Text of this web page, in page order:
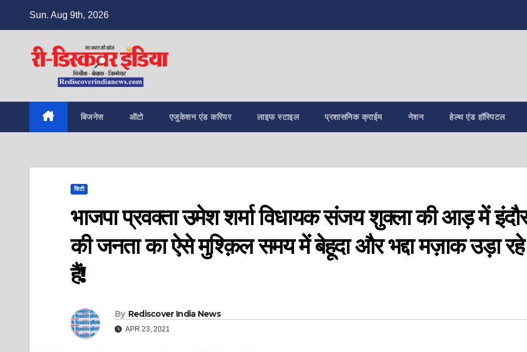
Sun. Aug 9th, 2026
बिजनेस ऑटो एजुकेशन एंड करियर लाइफ स्टाइल प्रशासनिक क्राईम नेशन हेल्थ एंड हॉस्पिटल
सिटी
भाजपा प्रवक्ता उमेश शर्मा विधायक संजय शुक्ला की आड़ में
की जनता का ऐसे मुश्क़िल समय में बेहूदा और भद्दा मज़ाक उड़ा रहे
हैं!
By Rediscover India News
APR 23, 2021